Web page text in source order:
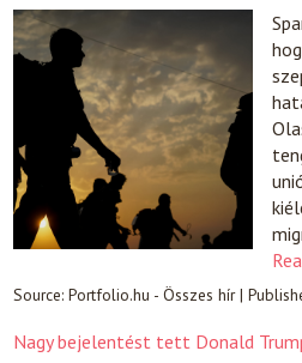
Source:Portfolio.hu - Összes hír|
Nagy bejelentést tett Donald